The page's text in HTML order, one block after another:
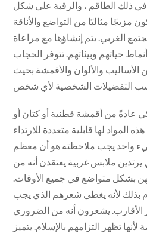
في ذلك الطاقم ، والرقبة على شكل V ، والياقة المدورة ،
مزيجًا مثاليًا من التواضع والأناقة
الغربي. يتم إنشاؤها مع مراعاة
حياتهم وبيئاتهم. تتوفر الحجاب
والألوان والأقمشة بحيث
عادةً من أقمشة قطنية أو كتان أو
المواد لها قابلية متعددة للارتداء
واحد يجب ملاحظته هو أن معظم
يرتدين ملابس غربية يعتقدن أنه من
بشكل متواضع في جميع الأوقات.
بذلك لأنه يغطي شعرهم الذي يجب
الأقارب. يشعرون أنه من الضروري
تظهر التزامهم بالإسلام. يتميز